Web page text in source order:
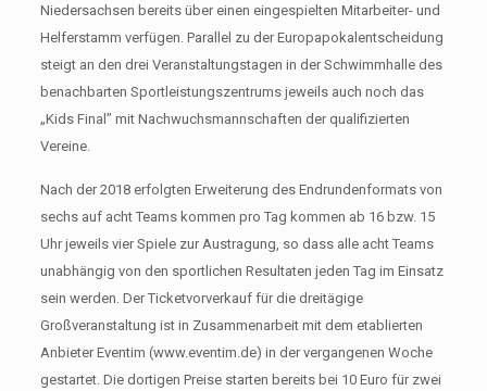
Niedersachsen bereits über einen eingespielten Mitarbeiter- und
Helferstamm verfügen. Parallel zu der Europapokalentscheidung
steigt an den drei Veranstaltungstagen in der Schwimmhalle des
benachbarten Sportleistungszentrums jeweils auch noch das
„Kids Final” mit Nachwuchsmannschaften der qualifizierten
Vereine.
Nach der 2018 erfolgten Erweiterung des Endrundenformats von
sechs auf acht Teams kommen pro Tag kommen ab 16 bzw. 15
Uhr jeweils vier Spiele zur Austragung, so dass alle acht Teams
unabhängig von den sportlichen Resultaten jeden Tag im Einsatz
sein werden. Der Ticketvorverkauf für die dreitägige
Großveranstaltung ist in Zusammenarbeit mit dem etablierten
Anbieter Eventim (www.eventim.de) in der vergangenen Woche
gestartet. Die dortigen Preise starten bereits bei 10 Euro für zwei